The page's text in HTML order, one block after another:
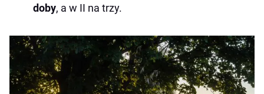
doby, a w II na trzy.